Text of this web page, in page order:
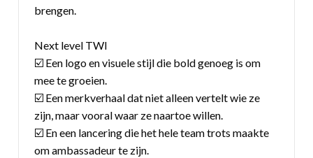
brengen.
Next level TWI
☑️ Een logo en visuele stijl die bold genoeg is om
mee te groeien.
☑️ Een merkverhaal dat niet alleen vertelt wie ze
zijn, maar vooral waar ze naartoe willen.
☑️ En een lancering die het hele team trots maakte
om ambassadeur te zijn.